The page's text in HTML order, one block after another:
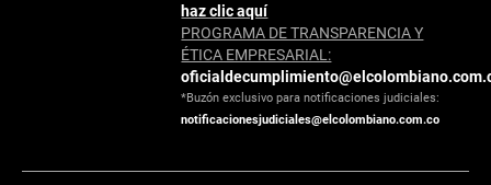
haz clic aquí
PROGRAMA DE TRANSPARENCIA Y
ÉTICA EMPRESARIAL:
*Buzón exclusivo para notificaciones judiciales:
notificacionesjudiciales@elcolombiano.com.co